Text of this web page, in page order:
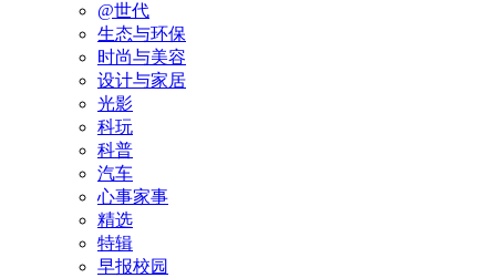
@世代
生态与环保
时尚与美容
设计与家居
光影
科玩
科普
汽车
心事家事
精选
特辑
早报校园